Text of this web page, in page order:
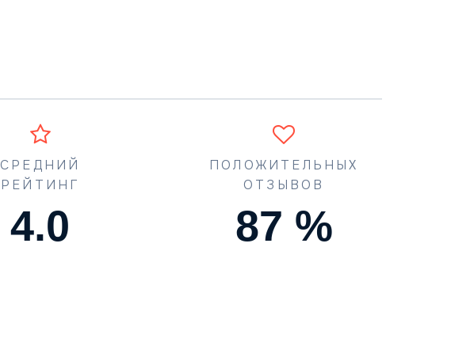
СРЕДНИЙ
РЕЙТИНГ
4.5
ПОЛОЖИТЕЛЬНЫХ
ОТЗЫВОВ
90 %